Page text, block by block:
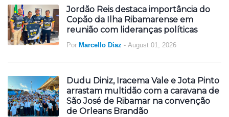
Jordão Reis destaca importância do
Copão da Ilha Ribamarense em
reunião com lideranças políticas
Por Marcello Diaz - August 01, 2026
Dudu Diniz, Iracema Vale e Jota Pinto
arrastam multidão com a caravana de
São José de Ribamar na convenção
de Orleans Brandão